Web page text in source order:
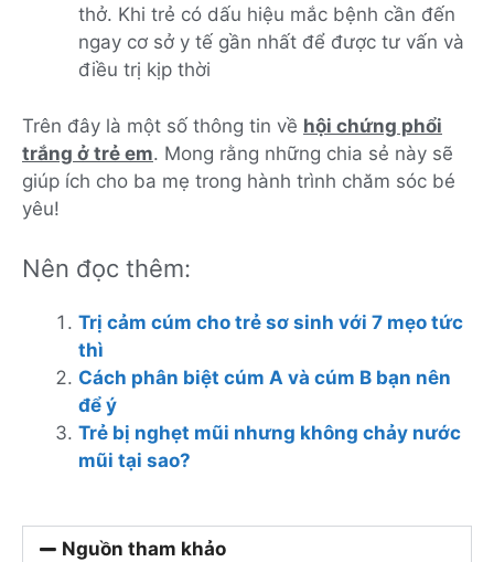
thở. Khi trẻ có dấu hiệu mắc bệnh cần đến
ngay cơ sở y tế gần nhất để được tư vấn và
điều trị kịp thời
Trên đây là một số thông tin về hội chứng phổi
trắng ở trẻ em. Mong rằng những chia sẻ này sẽ
giúp ích cho ba mẹ trong hành trình chăm sóc bé
yêu!
Nên đọc thêm:
Trị cảm cúm cho trẻ sơ sinh với 7 mẹo tức
thì
Cách phân biệt cúm A và cúm B bạn nên
để ý
Trẻ bị nghẹt mũi nhưng không chảy nước
mũi tại sao?
Nguồn tham khảo